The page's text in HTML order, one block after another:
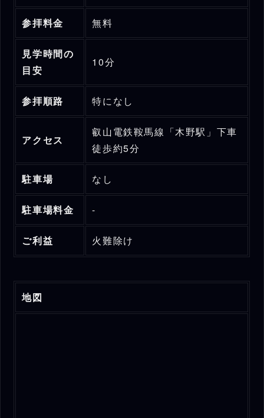
参拝料金 無料
見学時間の
目安
10分
参拝順路 特になし
アクセス
叡山電鉄鞍馬線「木野駅」下車
徒歩約5分
駐車場 なし
駐車場料金 -
ご利益 火難除け
地図